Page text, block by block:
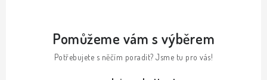
Pomůžeme vám s výběrem
Potřebujete s něčím poradit? Jsme tu pro vás!